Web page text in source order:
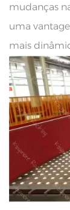
mudanças
uma
mais